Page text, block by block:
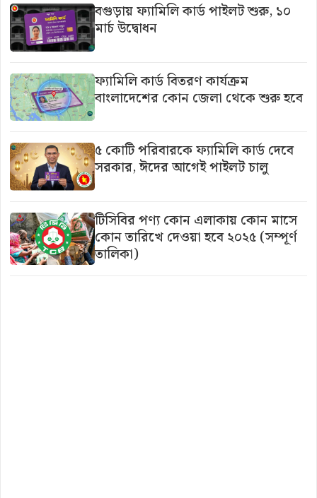
বগুড়ায় ফ্যামিলি কার্ড পাইলট শুরু, ১০
মার্চ উদ্বোধন
ফ্যামিলি কার্ড বিতরণ কার্যক্রম
বাংলাদেশের কোন জেলা থেকে শুরু হবে
৫ কোটি পরিবারকে ফ্যামিলি কার্ড দেবে
সরকার, ঈদের আগেই পাইলট চালু
টিসিবির পণ্য কোন এলাকায় কোন মাসে
কোন তারিখে দেওয়া হবে ২০২৫ (সম্পূর্ণ
তালিকা)